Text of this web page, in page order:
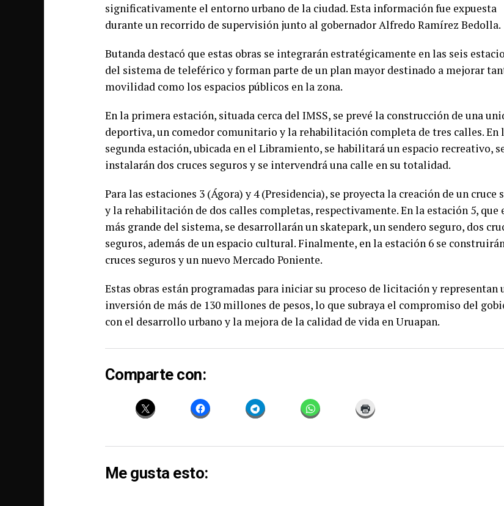
significativamente el entorno urbano de la ciudad. Esta información fue expuesta
durante un recorrido de supervisión junto al gobernador Alfredo Ramírez Bedolla.
Butanda destacó que estas obras se integrarán estratégicamente en las seis
del sistema de teleférico y forman parte de un plan mayor destinado a mejorar
movilidad como los espacios públicos en la zona.
En la primera estación, situada cerca del IMSS, se prevé la construcción de una
deportiva, un comedor comunitario y la rehabilitación completa de tres calles. En
segunda estación, ubicada en el Libramiento, se habilitará un espacio recreativo,
instalarán dos cruces seguros y se intervendrá una calle en su totalidad.
Para las estaciones 3 (Ágora) y 4 (Presidencia), se proyecta la creación de un cruce
y la rehabilitación de dos calles completas, respectivamente. En la estación 5, que
más grande del sistema, se desarrollarán un skatepark, un sendero seguro, dos
seguros, además de un espacio cultural. Finalmente, en la estación 6 se
cruces seguros y un nuevo Mercado Poniente.
Estas obras están programadas para iniciar su proceso de licitación y representan
inversión de más de 130 millones de pesos, lo que subraya el compromiso del
con el desarrollo urbano y la mejora de la calidad de vida en Uruapan.
Comparte con:
Me gusta esto: